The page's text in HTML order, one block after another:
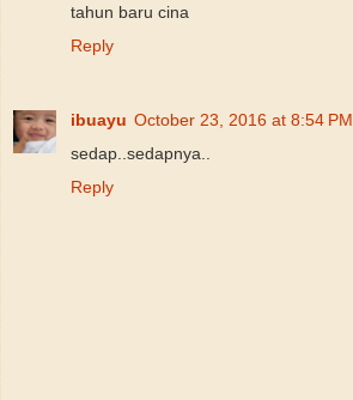
tahun baru cina
Reply
ibuayu October 23, 2016 at 8:54 PM
sedap..sedapnya..
Reply